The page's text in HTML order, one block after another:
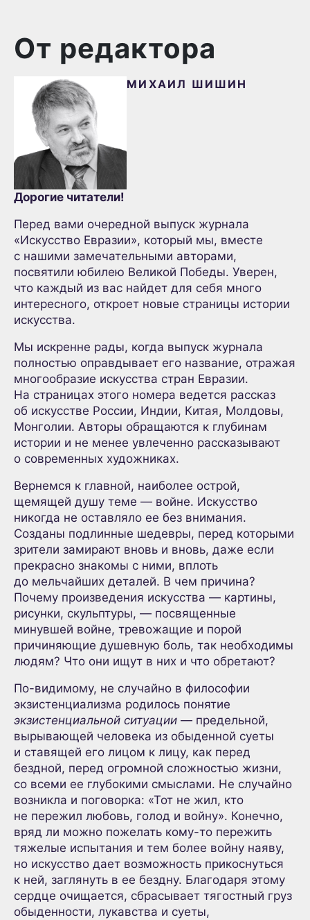
От редактора
МИХАИЛ ШИШИН
Дорогие читатели!
Перед вами очередной выпуск журнала
«Искусство Евразии», который мы, вместе
с нашими замечательными авторами,
посвятили юбилею Великой Победы. Уверен,
что каждый из вас найдет для себя много
интересного, откроет новые страницы истории
искусства.
Мы искренне рады, когда выпуск журнала
полностью оправдывает его название, отражая
многообразие искусства стран Евразии.
На страницах этого номера ведется рассказ
об искусстве России, Индии, Китая, Молдовы,
Монголии. Авторы обращаются к глубинам
истории и не менее увлеченно рассказывают
о современных художниках.
Вернемся к главной, наиболее острой,
щемящей душу теме — войне. Искусство
никогда не оставляло ее без внимания.
Созданы подлинные шедевры, перед которыми
зрители замирают вновь и вновь, даже если
прекрасно знакомы с ними, вплоть
до мельчайших деталей. В чем причина?
Почему произведения искусства — картины,
рисунки, скульптуры, — посвященные
минувшей войне, тревожащие и порой
причиняющие душевную боль, так необходимы
людям? Что они ищут в них и что обретают?
По-видимому, не случайно в философии
экзистенциализма родилось понятие
экзистенциальной ситуации — предельной,
вырывающей человека из обыденной суеты
и ставящей его лицом к лицу, как перед
бездной, перед огромной сложностью жизни,
со всеми ее глубокими смыслами. Не случайно
возникла и поговорка: «Тот не жил, кто
не пережил любовь, голод и войну». Конечно,
вряд ли можно пожелать кому-то пережить
тяжелые испытания и тем более войну наяву,
но искусство дает возможность прикоснуться
к ней, заглянуть в ее бездну. Благодаря этому
сердце очищается, сбрасывает тягостный груз
обыденности, лукавства и суеты,